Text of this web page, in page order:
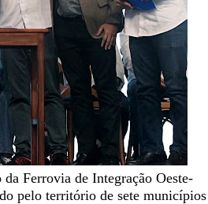
Ferrovia de Integração Oeste-
pelo território de sete municípios